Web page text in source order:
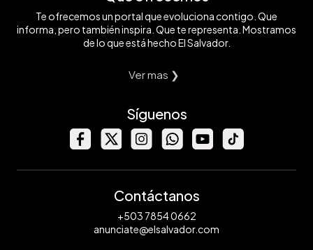
Te ofrecemos un portal que evoluciona contigo. Que
informa, pero también inspira. Que te representa. Mostramos
de lo que está hecho El Salvador.
Ver mas ❯
Síguenos
Contáctanos
+503 7854 0662
anunciate@elsalvador.com